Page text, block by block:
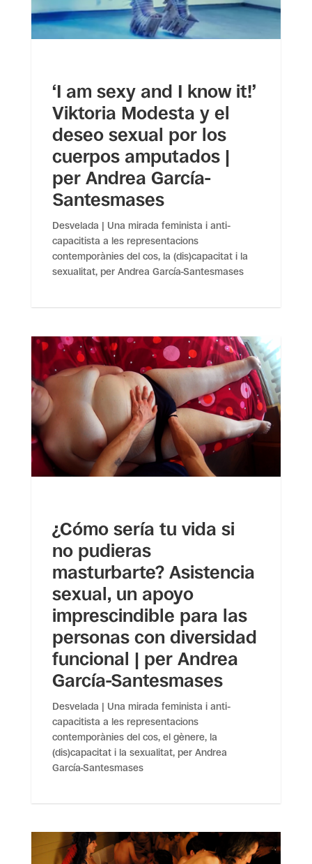
‘I am sexy and I know it!’
Viktoria Modesta y el
deseo sexual por los
cuerpos amputados |
per Andrea García-
Santesmases
Desvelada | Una mirada feminista i anti-
capacitista a les representacions
contemporànies del cos, la (dis)capacitat i la
sexualitat, per Andrea García-Santesmases
¿Cómo sería tu vida si
no pudieras
masturbarte? Asistencia
sexual, un apoyo
imprescindible para las
personas con diversidad
funcional | per Andrea
García-Santesmases
Desvelada | Una mirada feminista i anti-
capacitista a les representacions
contemporànies del cos, el gènere, la
(dis)capacitat i la sexualitat, per Andrea
García-Santesmases